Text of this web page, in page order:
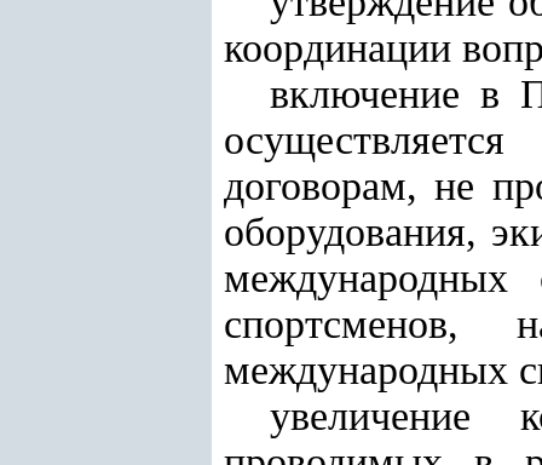
координации
включение в
договорам, не
оборудования,
международных
спортсменов,
международных
увеличение